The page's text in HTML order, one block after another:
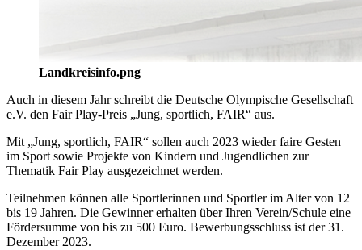
Landkreisinfo.png
Auch in diesem Jahr schreibt die Deutsche Olympische Gesellschaft
e.V. den Fair Play-Preis „Jung, sportlich, FAIR“ aus.
Mit „Jung, sportlich, FAIR“ sollen auch 2023 wieder faire Gesten
im Sport sowie Projekte von Kindern und Jugendlichen zur
Thematik Fair Play ausgezeichnet werden.
Teilnehmen können alle Sportlerinnen und Sportler im Alter von 12
bis 19 Jahren. Die Gewinner erhalten über Ihren Verein/Schule eine
Fördersumme von bis zu 500 Euro. Bewerbungsschluss ist der 31.
Dezember 2023.